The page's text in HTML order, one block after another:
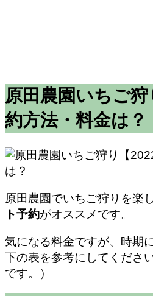
原田農園いちご
約方法・料金は？
原田農園でいちご狩りを楽
ト予約がオススメです。
気になる料金ですが、時期
下の表を参考にしてくださ
です。）